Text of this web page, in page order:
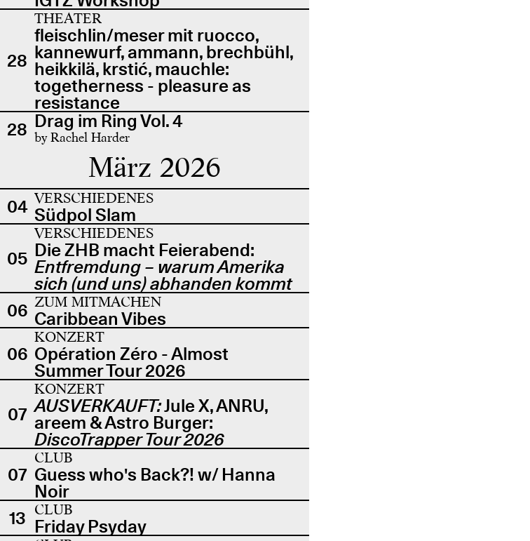
28
THEATER
fleischlin/meser mit ruocco,
kannewurf, ammann, brechbühl,
heikkilä, krstić, mauchle:
togetherness - pleasure as
resistance
28 Drag im Ring Vol. 4
by Rachel Harder
März 2026
04 VERSCHIEDENES
Südpol Slam
05
VERSCHIEDENES
Die ZHB macht Feierabend:
Entfremdung – warum Amerika
sich (und uns) abhanden kommt
06 ZUM MITMACHEN
Caribbean Vibes
06
KONZERT
Opération Zéro - Almost
Summer Tour 2026
07
KONZERT
AUSVERKAUFT:Jule X, ANRU,
areem & Astro Burger:
DiscoTrapper Tour 2026
07
CLUB
Guess who's Back?! w/ Hanna
Noir
13 CLUB
Friday Psyday